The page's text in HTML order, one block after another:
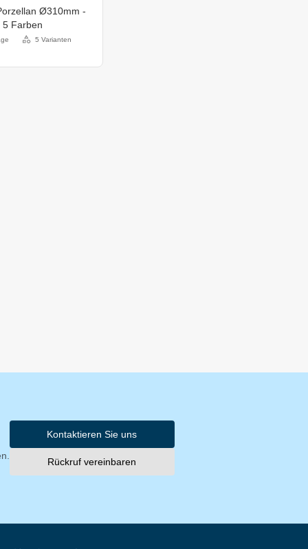
Ø310mm -
5 Farben
5 Varianten
Kontaktieren Sie uns
Rückruf vereinbaren